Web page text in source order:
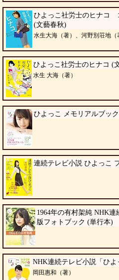
ひよっこ社労士のヒナ
(文藝春秋)
水生大海（著）、河野別荘地（
ひよっこ社労士のヒナコ (
水生 大海（著）
ひよっこ メモリアルブッ
連続テレビ小説 ひよっこ
1964年の有村架純 NHK
版フォトブック (単行本)
NHK連続テレビ小説「ひ
岡田惠和（著）